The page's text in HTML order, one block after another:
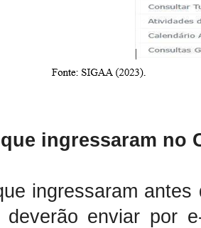
ingressaram no
ingressaram
deverão enviar por